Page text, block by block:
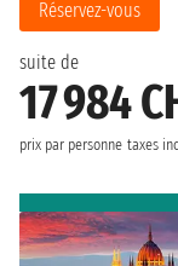
suite de
17 984
prix par personne taxes
Réservez-vous